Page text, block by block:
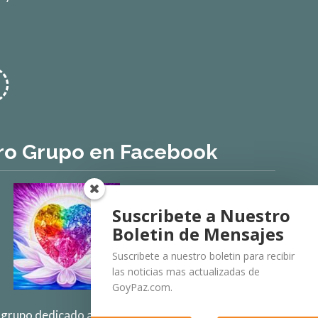
Grupo en Facebook
dedicado al tema de Flamas Divinas y Almas
Suscribete a Nuestro
Boletin de Mensajes
Suscribete a nuestro boletin para recibir
las noticias mas actualizadas de
GoyPaz.com.